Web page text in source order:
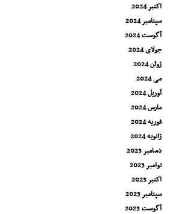
اکتبر 2024
سپتامبر 2024
آگوست 2024
جولای 2024
ژوئن 2024
می 2024
آوریل 2024
مارس 2024
فوریه 2024
ژانویه 2024
دسامبر 2023
نوامبر 2023
اکتبر 2023
سپتامبر 2023
آگوست 2023